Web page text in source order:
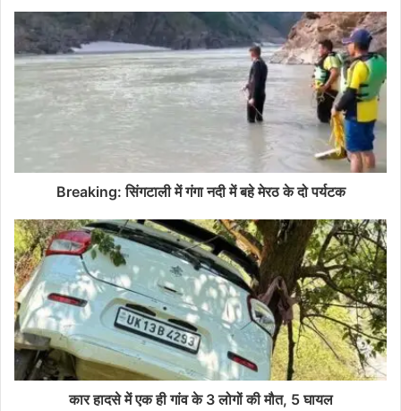
Breaking: सिंगटाली में गंगा नदी में बहे मेरठ के दो पर्यटक
कार हादसे में एक ही गांव के 3 लोगों की मौत, 5 घायल